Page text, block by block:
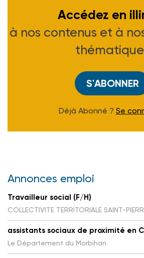
Accédez en
à nos contenus et à
S'ABONNER
Déjà Abonné ? Se
Annonces emploi
Travailleur social (F/H)
COLLECTIVITE TERRITORIALE SAINT-
assistants sociaux de proximité en
Le Département du Morbihan